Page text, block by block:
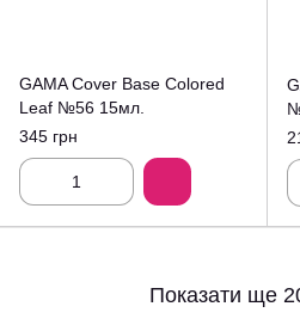
GAMA Cover Base Colored
Leaf №56 15мл.
345 грн
Показати ще